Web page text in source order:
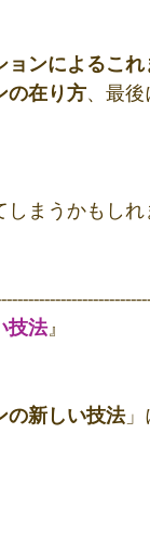
ンによるこれ
の在り方、最後
まうかもしれ
技法』
の新しい技法」